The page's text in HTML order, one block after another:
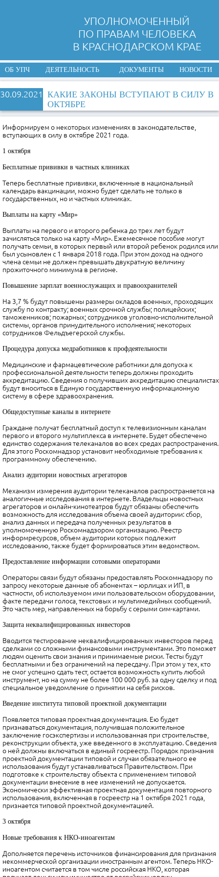
УПОЛНОМОЧЕННЫЙ
ПО ПРАВАМ ЧЕЛОВЕКА
В КРАСНОДАРСКОМ КРАЕ
ОБ УПЧ ДЕЯТЕЛЬНОСТЬ ДОКУМЕНТЫ НОВОСТИ
30.09.2021 КАКИЕ ЗАКОНЫ ВСТУПАЮТ В СИЛУ В
ОКТЯБРЕ
Информируем о некоторых изменениях в законодательстве,
вступающих в силу в октябре 2021 года.
1 октября
Бесплатные прививки в частных клиниках
Теперь бесплатные прививки, включенные в национальный
календарь вакцинации, можно будет сделать не только в
государственных, но и частных клиниках.
Выплаты на карту «Мир»
Выплаты на первого и второго ребенка до трех лет будут
зачисляться только на карту «Мир». Ежемесячное пособие могут
получать семьи, в которых первый или второй ребенок родился или
был усыновлен с 1 января 2018 года. При этом доход на одного
члена семьи не должен превышать двукратную величину
прожиточного минимума в регионе.
Повышение зарплат военнослужащих и правоохранителей
На 3,7 % будут повышены размеры окладов военных, проходящих
службу по контракту; военных срочной службы; полицейских;
таможенников; пожарных; сотрудников уголовно-исполнительной
системы, органов принудительного исполнения; некоторых
сотрудников Фельдъегерской службы.
Процедура допуска медработников к профдеятельности
Медицинские и фармацевтические работники для допуска к
профессиональной деятельности теперь должны проходить
аккредитацию. Сведения о получивших аккредитацию специалистах
будут вноситься в Единую государственную информационную
систему в сфере здравоохранения.
Общедоступные каналы в интернете
Граждане получат бесплатный доступ к телевизионным каналам
первого и второго мультиплекса в интернете. Будет обеспечено
единство содержания телеканалов во всех средах распространения.
Для этого Роскомнадзор установит необходимые требования к
программному обеспечению.
Анализ аудитории новостных агрегаторов
Механизм измерения аудитории телеканалов распространяется на
аналогичные исследования в интернете. Владельцы новостных
агрегаторов и онлайн-кинотеатров будут обязаны обеспечить
возможность для исследования объема своей аудитории: сбор,
анализ данных и передача полученных результатов в
уполномоченную Роскомнадзором организацию. Реестр
информресурсов, объем аудитории которых подлежит
исследованию, также будет формироваться этим ведомством.
Предоставление информации сотовыми операторами
Операторы связи будут обязаны предоставлять Роскомнадзору по
запросу некоторые данные об абонентах – юрлицах и ИП, в
частности, об используемом ими пользовательском оборудовании,
факте передачи голоса, текстовых и мультимедийных сообщений.
Это часть мер, направленных на борьбу с серыми сим-картами.
Защита неквалифицированных инвесторов
Вводится тестирование неквалифицированных инвесторов перед
сделками со сложными финансовыми инструментами. Это поможет
людям оценить свои знания и принимаемые риски. Тесты будут
бесплатными и без ограничений на пересдачу. При этом у тех, кто
не смог успешно сдать тест, остается возможность купить любой
инструмент, но на сумму не более 100 000 руб. за одну сделку и под
специальное уведомление о принятии на себя рисков.
Введение института типовой проектной документации
Появляется типовая проектная документация. Ею будет
признаваться документация, получившая положительное
заключение госэкспертизы и использованная при строительстве,
реконструкции объекта, уже введенного в эксплуатацию. Сведения
о ней должны включаться в единый госреестр. Порядок признания
проектной документации типовой и случаи обязательного ее
использования будут устанавливаться Правительством. При
подготовке к строительству объекта с применением типовой
документации внесение в нее изменений не допускается.
Экономически эффективная проектная документация повторного
использования, включенная в госреестр на 1 октября 2021 года,
признается типовой проектной документацией.
3 октября
Новые требования к НКО-иноагентам
Дополняется перечень источников финансирования для признания
некоммерческой организации иностранным агентом. Теперь НКО-
иноагентом считается в том числе российская НКО, которая